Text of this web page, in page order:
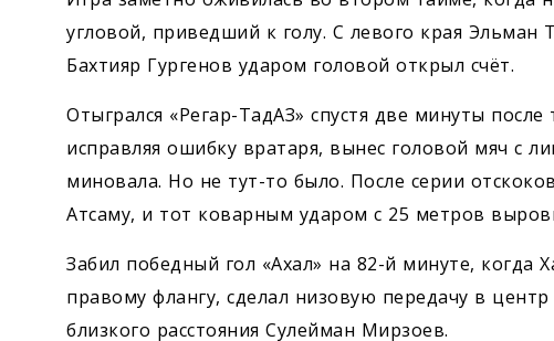
угловой, приведший к голу. С левого края Эльман
Бахтияр Гургенов ударом головой открыл счёт.
Отыгрался «Регар-ТадАЗ» спустя две минуты
исправляя ошибку вратаря, вынес головой мяч с
миновала. Но не тут-то было. После серии
Атсаму, и тот коварным ударом с 25 метров
Забил победный гол «Ахал» на 82-й минуте,
правому флангу, сделал низовую передачу в
близкого расстояния Сулейман Мирзоев.